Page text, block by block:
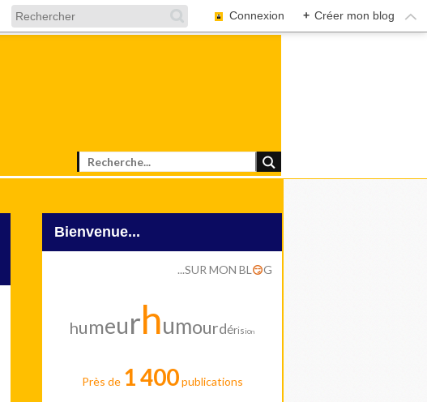
Connexion + Créer mon blog
Bienvenue...
...SUR MON BL 😏G
humeurhumourdérision
Près de 1 400 publications